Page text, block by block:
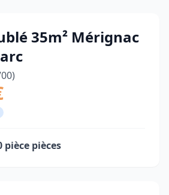
35m² Mérignac
pièce pièces